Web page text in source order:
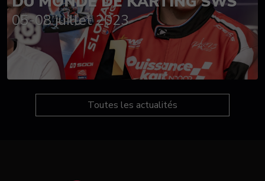
05-08 juillet 2023
Toutes les actualités